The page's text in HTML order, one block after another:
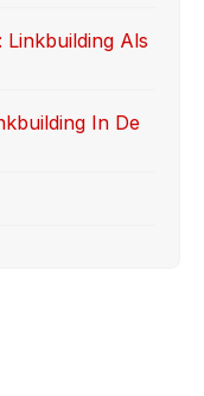
Linkbuilding Als
In De